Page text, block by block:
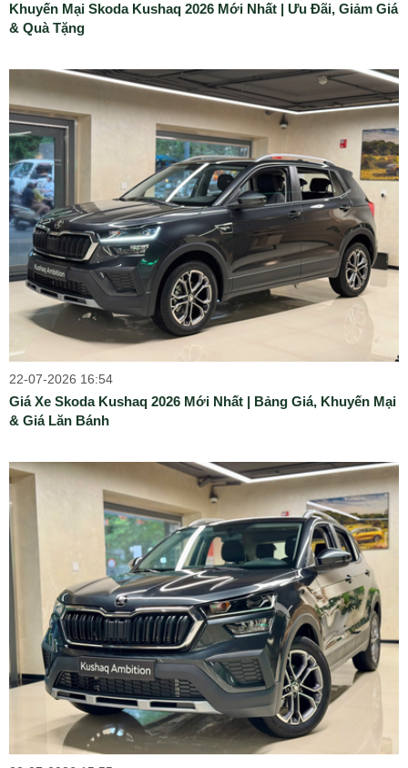
Khuyến Mại Skoda Kushaq 2026 Mới Nhất | Ưu Đãi, Giảm Giá
& Quà Tặng
22-07-2026 16:54
Giá Xe Skoda Kushaq 2026 Mới Nhất | Bảng Giá, Khuyến Mại
& Giá Lăn Bánh